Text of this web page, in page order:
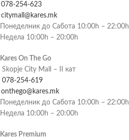
078-254-623
citymall@kares.mk
Понеделник до Сабота 10:00h – 22:00h
Недела 10:00h – 20:00h
Kares On The Go
Skopje City Mall – II кат
078-254-619
onthego@kares.mk
Понеделник до Сабота 10:00h – 22:00h
Недела 10:00h – 20:00h
Kares Premium